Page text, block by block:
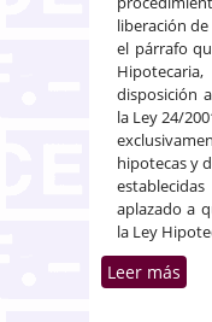
liberación
el párrafo
disposición
la Ley 24/
hipotecas y
aplazado a
la Ley
Leer más